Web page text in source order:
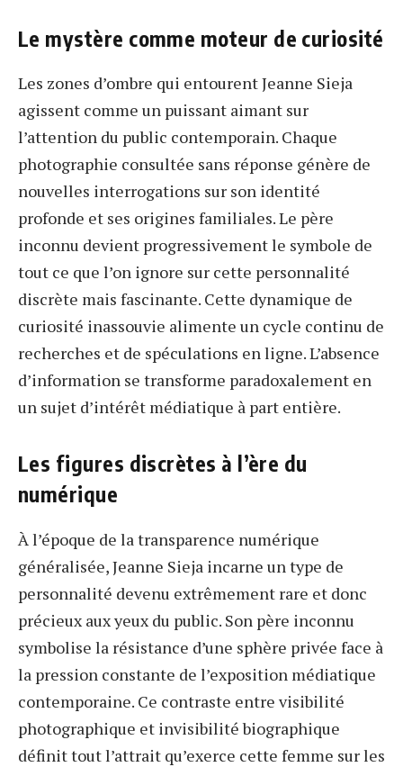
Le mystère comme moteur de curiosité
Les zones d’ombre qui entourent Jeanne Sieja
agissent comme un puissant aimant sur
l’attention du public contemporain. Chaque
photographie consultée sans réponse génère de
nouvelles interrogations sur son identité
profonde et ses origines familiales. Le père
inconnu devient progressivement le symbole de
tout ce que l’on ignore sur cette personnalité
discrète mais fascinante. Cette dynamique de
curiosité inassouvie alimente un cycle continu de
recherches et de spéculations en ligne. L’absence
d’information se transforme paradoxalement en
un sujet d’intérêt médiatique à part entière.
Les figures discrètes à l’ère du
numérique
À l’époque de la transparence numérique
généralisée, Jeanne Sieja incarne un type de
personnalité devenu extrêmement rare et donc
précieux aux yeux du public. Son père inconnu
symbolise la résistance d’une sphère privée face à
la pression constante de l’exposition médiatique
contemporaine. Ce contraste entre visibilité
photographique et invisibilité biographique
définit tout l’attrait qu’exerce cette femme sur les